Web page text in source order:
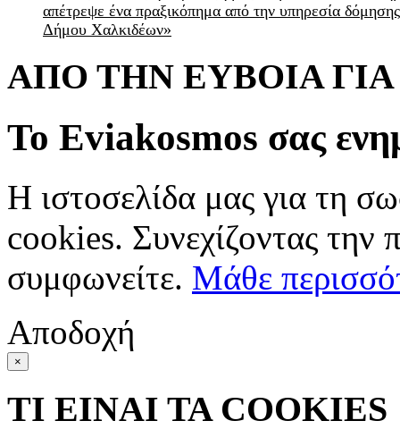
απέτρεψε ένα πραξικόπημα από την υπηρεσία
Δήμου Χαλκιδέων»
ΑΠΟ ΤΗΝ ΕΥΒΟΙΑ
Το Eviakosmos σας
Η ιστοσελίδα μας για τη
cookies. Συνεχίζοντας την
συμφωνείτε. Μάθε
Αποδοχή
×
ΤΙ ΕΙΝΑΙ ΤΑ COOKIES